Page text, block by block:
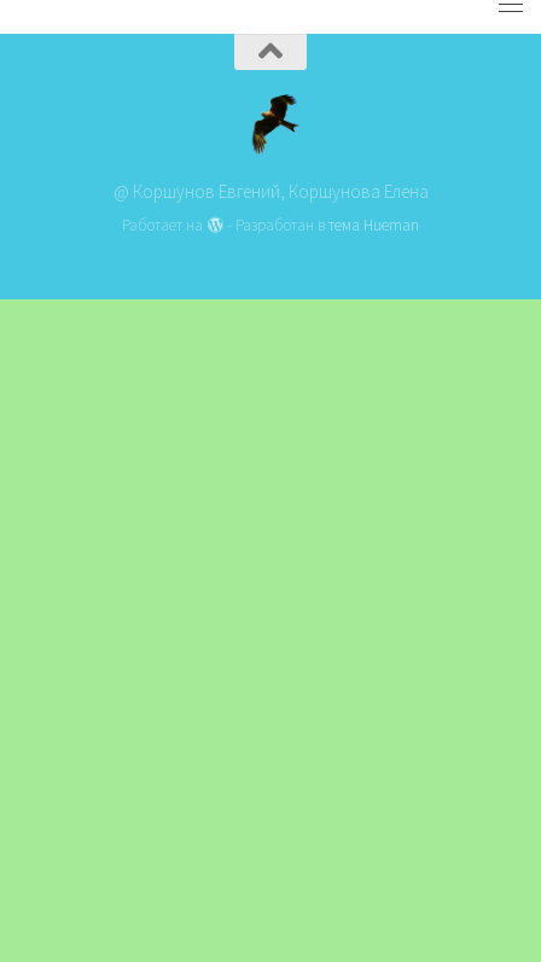
@ Коршунов Евгений, Коршунова Елена
Работает на - Разработан втема Hueman